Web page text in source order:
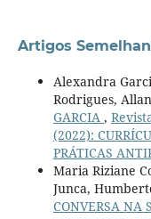
Artigos
Alexandra
Rodrigues,
GARCIA ,
(2022):
PRÁTICAS
Maria Riziane
Junca,
CONVERSA NA